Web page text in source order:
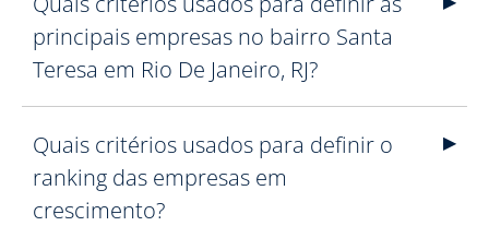
principais empresas no bairro Santa
Teresa em Rio De Janeiro, RJ?
Quais critérios usados para definir o
ranking das empresas em
crescimento?